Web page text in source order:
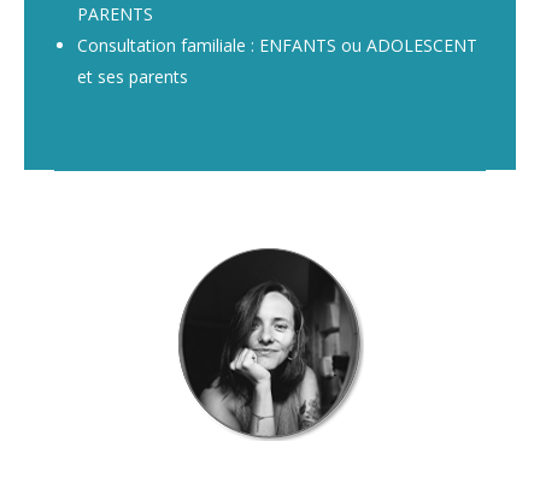
PARENTS
Consultation familiale : ENFANTS ou ADOLESCENT
et ses parents